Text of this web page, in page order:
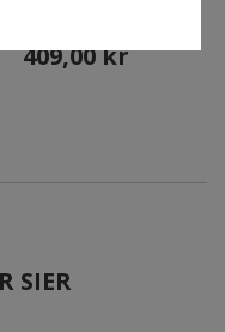
409,00 kr
SIER